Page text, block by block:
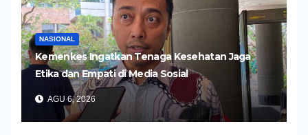
NASIONAL
Kemenkes Ingatkan Tenaga Kesehatan Jaga
Etika dan Empati di Media Sosial
AGU 6, 2026